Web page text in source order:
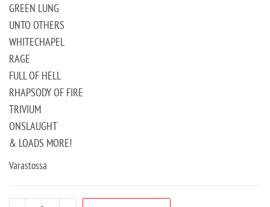
GREEN LUNG
UNTO OTHERS
WHITECHAPEL
RAGE
FULL OF HELL
RHAPSODY OF FIRE
TRIVIUM
ONSLAUGHT
& LOADS MORE!
Varastossa